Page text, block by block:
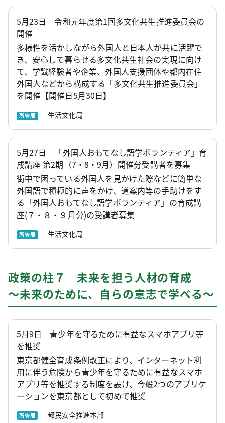
5月23日 令和元年度第1回多文化共生推進委員会の
開催
多様性を活かしながら外国人と日本人が共に活躍で
き、安心して暮らせる多文化共生社会の実現に向け
て、学識経験者や企業、外国人支援団体や都内在住
外国人などから構成する「多文化共生推進委員会」
を開催【開催日5月30日】
所管局 生活文化局
5月27日 「外国人おもてなし語学ボランティア」育
成講座 第2期（7・8・9月）開催分受講者を募集
街中で困っている外国人を見かけた際などに簡単な
外国語で積極的に声をかけ、道案内等の手助けをす
る「外国人おもてなし語学ボランティア」の育成講
座(７・８・９月分)の受講者募集
所管局 生活文化局
政策の柱７ 未来を担う人材の育成
～未来のために、自らの意志で学べる～
5月9日 青少年を守るために有益なスマホアプリ等
を推奨
東京都健全育成条例改正により、インターネット利
用に伴う危険から青少年を守るために有益なスマホ
アプリ等を推奨する制度を設け、今般2つのアプリケ
ーションを東京都として初めて推奨
所管局 都民安全推進本部